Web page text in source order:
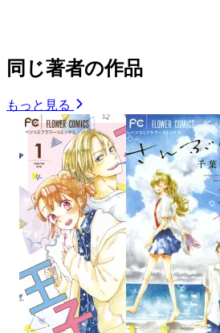
同じ著者の作品
もっと見る